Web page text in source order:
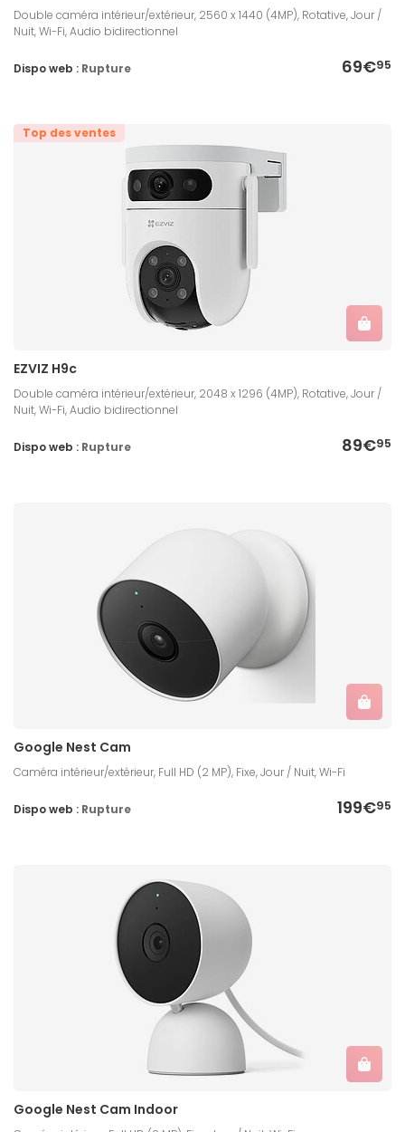
Double caméra intérieur/extérieur, 2560 x 1440 (4MP), Rotative, Jour /
Nuit, Wi-Fi, Audio bidirectionnel
69€95
Dispo web : Rupture
Top des ventes
EZVIZ H9c
Double caméra intérieur/extérieur, 2048 x 1296 (4MP), Rotative, Jour /
Nuit, Wi-Fi, Audio bidirectionnel
89€95
Dispo web : Rupture
Google Nest Cam
Caméra intérieur/extérieur, Full HD (2 MP), Fixe, Jour / Nuit, Wi-Fi
199€95
Dispo web : Rupture
Google Nest Cam Indoor